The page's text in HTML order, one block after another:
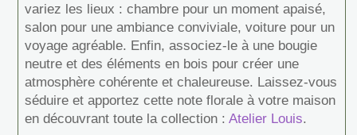
variez les lieux : chambre pour un moment apaisé,
salon pour une ambiance conviviale, voiture pour un
voyage agréable. Enfin, associez-le à une bougie
neutre et des éléments en bois pour créer une
atmosphère cohérente et chaleureuse. Laissez-vous
séduire et apportez cette note florale à votre maison
en découvrant toute la collection :Atelier Louis.